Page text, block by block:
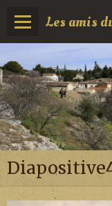
Les amis